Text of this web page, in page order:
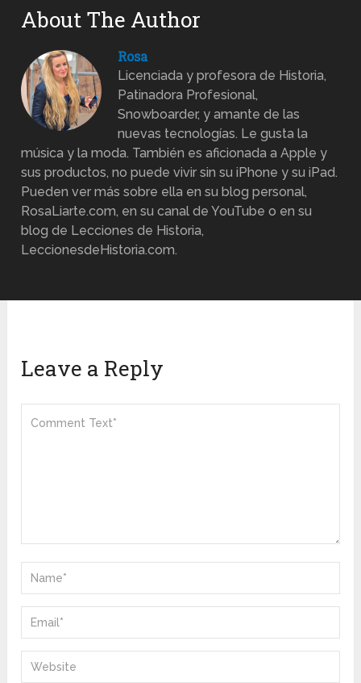
About The Author
Rosa
Licenciada y profesora de Historia,
Patinadora Profesional,
Snowboarder, y amante de las
nuevas tecnologías. Le gusta la
música y la moda. También es aficionada a Apple y
sus productos, no puede vivir sin su iPhone y su iPad.
Pueden ver más sobre ella en su blog personal,
RosaLiarte.com, en su canal de YouTube o en su
blog de Lecciones de Historia,
LeccionesdeHistoria.com.
Leave a Reply